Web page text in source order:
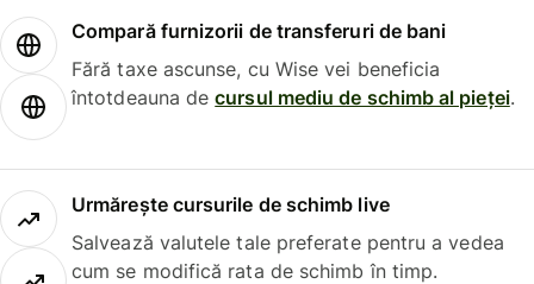
Compară furnizorii de transferuri de bani
Fără taxe ascunse, cu Wise vei beneficia
întotdeauna decursul mediu de schimb al pieței.
Urmărește cursurile de schimb live
Salvează valutele tale preferate pentru a vedea
cum se modifică rata de schimb în timp.